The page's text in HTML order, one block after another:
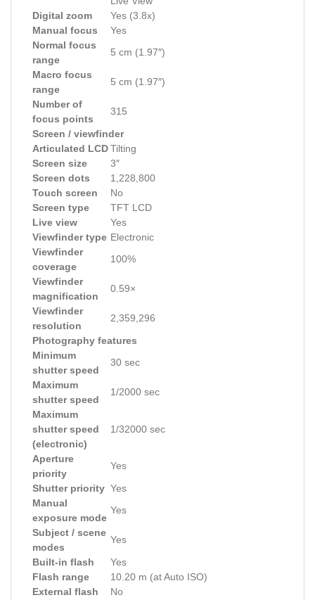
Digital zoom
Yes (3.8x)
Manual focus
Yes
Normal focus
range
5 cm (1.97″)
Macro focus
range
5 cm (1.97″)
Number of
focus points
315
Screen / viewfinder
Articulated LCDTilting
Screen size
3″
Screen dots
1,228,800
Touch screen
No
Screen type
TFT LCD
Live view
Yes
Viewfinder type Electronic
Viewfinder
coverage
100%
Viewfinder
magnification
0.59×
Viewfinder
resolution
2,359,296
Photography features
Minimum
shutter speed
30 sec
Maximum
shutter speed
1/2000 sec
Maximum
shutter speed
(electronic)
1/32000 sec
Aperture
priority
Yes
Shutter priority Yes
Manual
exposure mode
Yes
Subject / scene
modes
Yes
Built-in flash
Yes
Flash range
10.20 m (at Auto ISO)
External flash
No